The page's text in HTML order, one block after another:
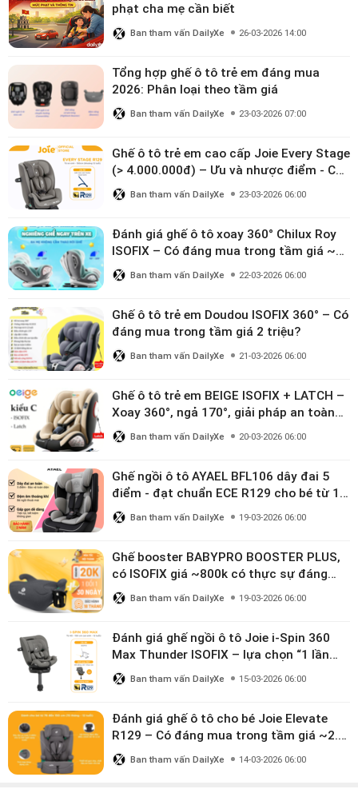
phạt cha mẹ cần biết
Ban tham vấn DailyXe 26-03-2026 14:00
Tổng hợp ghế ô tô trẻ em đáng mua
2026: Phân loại theo tầm giá
Ban tham vấn DailyXe 23-03-2026 07:00
Ghế ô tô trẻ em cao cấp Joie Every Stage
(> 4.000.000đ) – Ưu và nhược điểm - Có
đáng đầu tư cho bé từ 0–12 tuổi?
Ban tham vấn DailyXe 23-03-2026 06:00
Đánh giá ghế ô tô xoay 360° Chilux Roy
ISOFIX – Có đáng mua trong tầm giá ~3
triệu
Ban tham vấn DailyXe 22-03-2026 06:00
Ghế ô tô trẻ em Doudou ISOFIX 360° – Có
đáng mua trong tầm giá 2 triệu?
Ban tham vấn DailyXe 21-03-2026 06:00
Ghế ô tô trẻ em BEIGE ISOFIX + LATCH –
Xoay 360°, ngả 170°, giải pháp an toàn
linh hoạt cho bé 0–10 tuổi
Ban tham vấn DailyXe 20-03-2026 06:00
Ghế ngồi ô tô AYAEL BFL106 dây đai 5
điểm - đạt chuẩn ECE R129 cho bé từ 1–
10 tuổi
Ban tham vấn DailyXe 19-03-2026 06:00
Ghế booster BABYPRO BOOSTER PLUS,
có ISOFIX giá ~800k có thực sự đáng
mua?
Ban tham vấn DailyXe 19-03-2026 06:00
Đánh giá ghế ngồi ô tô Joie i-Spin 360
Max Thunder ISOFIX – lựa chọn “1 lần
dùng đến 12 năm” có đáng giá gần 9
triệu?
Ban tham vấn DailyXe 15-03-2026 06:00
Đánh giá ghế ô tô cho bé Joie Elevate
R129 – Có đáng mua trong tầm giá ~2.8
triệu?
Ban tham vấn DailyXe 14-03-2026 06:00